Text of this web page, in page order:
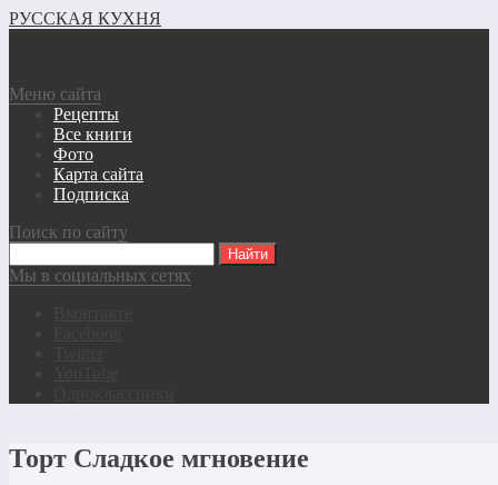
РУССКАЯ КУХНЯ
Меню сайта
Рецепты
Все книги
Фото
Карта сайта
Подписка
Поиск по сайту
Мы в социальных сетях
Торт Сладкое мгновение